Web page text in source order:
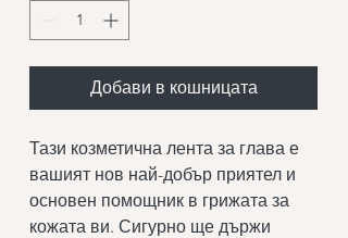
Добави в кошницата
Тази козметична лента за глава е
вашият нов най-добър приятел и
основен помощник в грижата за
кожата ви. Сигурно ще държи